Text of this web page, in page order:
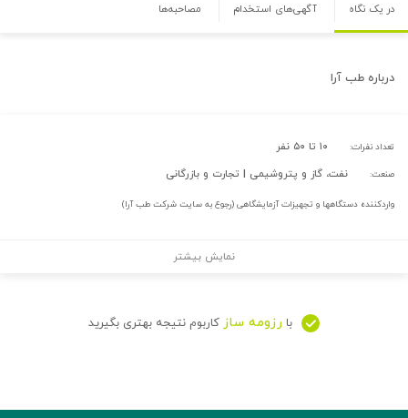
در یک نگاه آگهی‌های استخدام مصاحبه‌ها
درباره طب آرا
تعداد نفرات: ۱۰ تا ۵۰ نفر
صنعت: نفت، گاز و پتروشیمی | تجارت و بازرگانی
واردکننده دستگاهها و تجهیزات آزمایشگاهی (رجوع به سایت شرکت طب آرا)
نمایش بیشتر
با رزومه ساز کاربوم نتیجه بهتری بگیرید